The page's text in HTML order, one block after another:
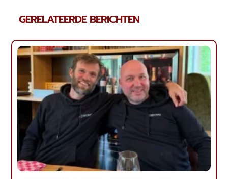
GERELATEERDE BERICHTEN